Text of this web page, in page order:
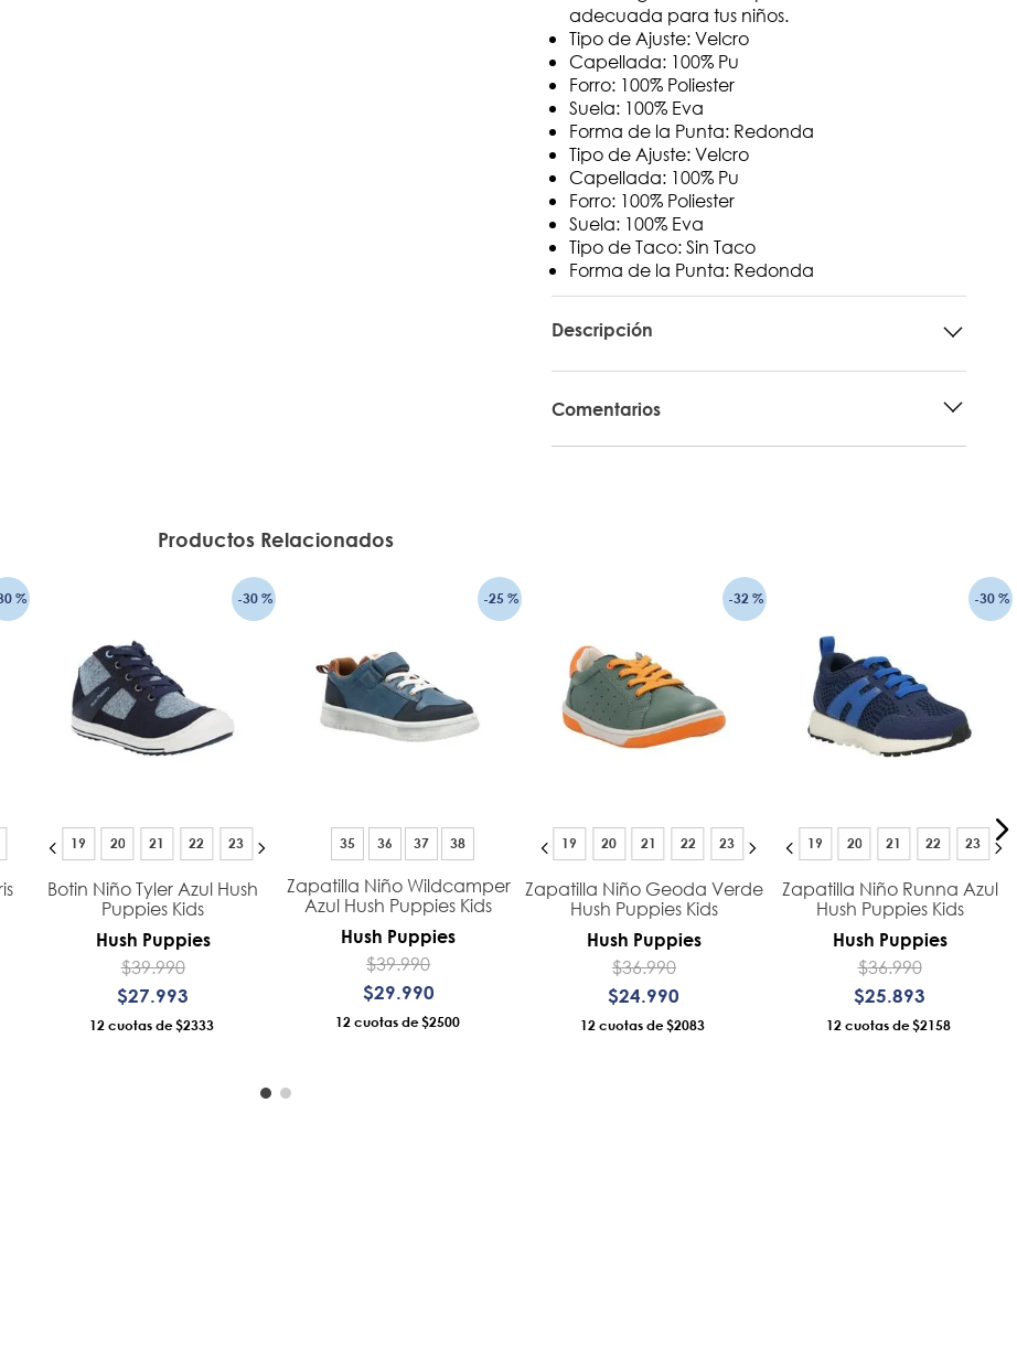
adecuada para tus niños.
Tipo de Ajuste: Velcro
Capellada: 100% Pu
Forro: 100% Poliester
Suela: 100% Eva
Forma de la Punta: Redonda
Tipo de Ajuste: Velcro
Capellada: 100% Pu
Forro: 100% Poliester
Suela: 100% Eva
Tipo de Taco: Sin Taco
Forma de la Punta: Redonda
Descripción
Comentarios
Productos Relacionados
% -30 %
19 20 21 22 23
Botin Niño Tyler Azul Hush
Puppies Kids
Hush Puppies
$39.990
$27 993
12 $2333
-25 %
35 36 37 38
Zapatilla Niño Wildcamper
Azul Hush Puppies Kids
Hush Puppies
$39.990
$29 990
12 $2500
-32 %
19 20 21 22 23
Zapatilla Niño Geoda Verde
Hush Puppies Kids
Hush Puppies
$36.990
$24 990
12 $2083
-30 %
19 20 21 22 23
Zapatilla Niño Runna Azul
Hush Puppies Kids
Hush Puppies
$36.990
$25 .893
12 $2158